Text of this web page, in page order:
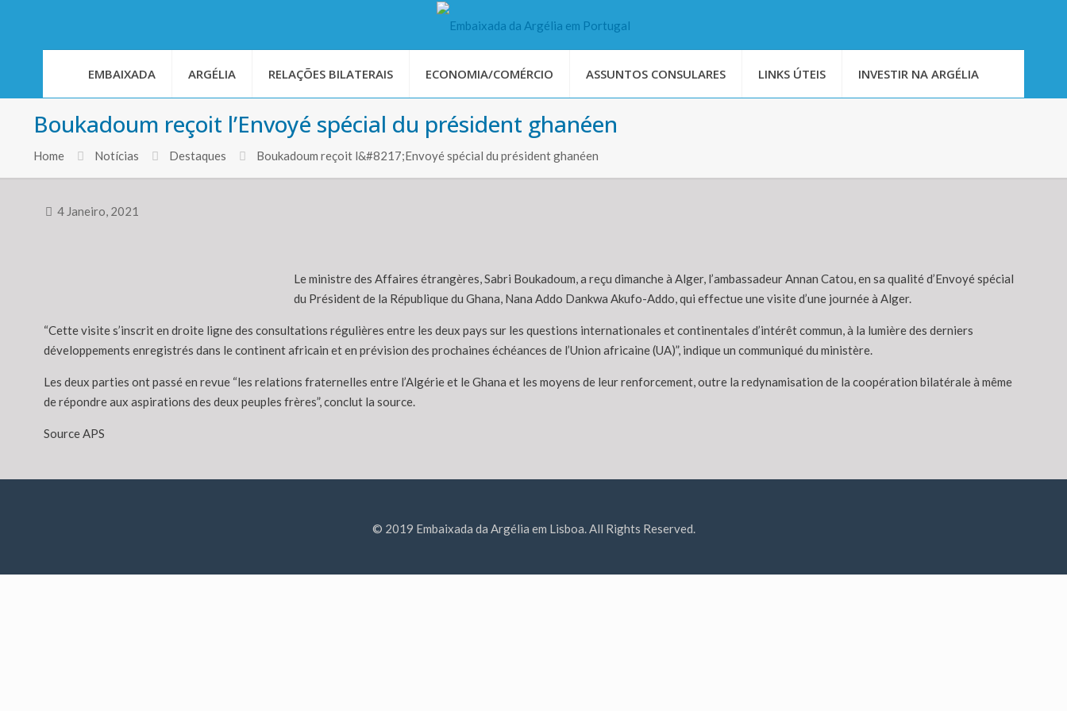
EMBAIXADA ARGÉLIA RELAÇÕES BILATERAIS ECONOMIA/COMÉRCIO ASSUNTOS CONSULARES LINKS ÚTEIS INVESTIR NA ARGÉLIA
Boukadoum reçoit l’Envoyé spécial du président ghanéen
Home Notícias Destaques Boukadoum reçoit l&#8217;Envoyé spécial du président ghanéen
4 Janeiro, 2021
Le ministre des Affaires étrangères, Sabri Boukadoum, a reçu dimanche à Alger, l’ambassadeur Annan Catou, en sa qualité d’Envoyé spécial
du Président de la République du Ghana, Nana Addo Dankwa Akufo-Addo, qui effectue une visite d’une journée à Alger.
“Cette visite s’inscrit en droite ligne des consultations régulières entre les deux pays sur les questions internationales et continentales d’intérêt commun, à la lumière des derniers
développements enregistrés dans le continent africain et en prévision des prochaines échéances de l’Union africaine (UA)”, indique un communiqué du ministère.
Les deux parties ont passé en revue “les relations fraternelles entre l’Algérie et le Ghana et les moyens de leur renforcement, outre la redynamisation de la coopération bilatérale à même
de répondre aux aspirations des deux peuples frères”, conclut la source.
Source APS
© 2019 Embaixada da Argélia em Lisboa. All Rights Reserved.